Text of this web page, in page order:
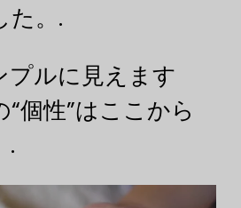
た。.
プルに見えます
個性”はここから
.